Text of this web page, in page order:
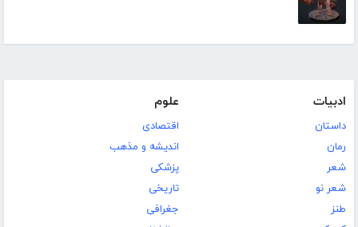
ادبیات
داستان
رمان
شعر
شعر نو
طنز
علوم
اقتصادی
اندیشه و مذهب
پزشکی
تاریخی
جغرافی